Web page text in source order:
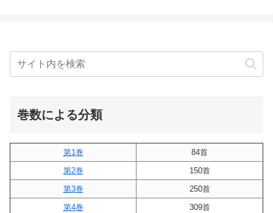
巻数による分類
第1巻
84首
第2巻
150首
第3巻
250首
第4巻
309首